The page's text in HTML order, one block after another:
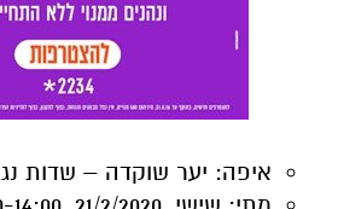
איפה:
יער שוקדה – שדות נגב